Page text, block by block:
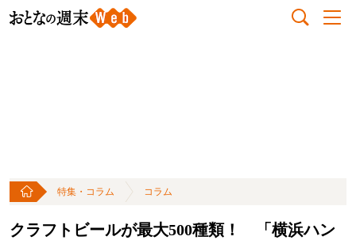
特集・コラム コラム
クラフトビールが最大500種類！ 「横浜ハン